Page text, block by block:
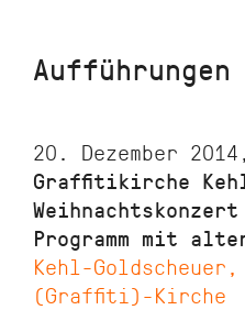
Aufführungen
20. Dezember
Graffitikirche
Programm mit
Kehl-
(Graffiti)-Kirche